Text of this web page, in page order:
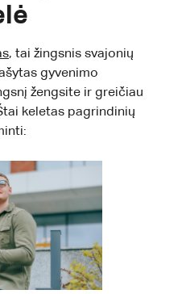
, tai žingsnis svajonių
gyvenimo
žengsite ir greičiau
keletas pagrindinių